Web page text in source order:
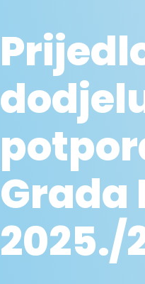
Grada
2025./